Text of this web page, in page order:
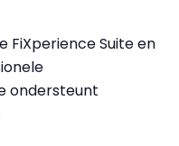
FiXperience Suite en
ondersteunt